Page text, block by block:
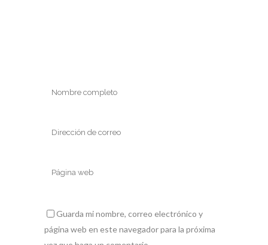
Guarda mi nombre, correo electrónico y
página web en este navegador para la próxima